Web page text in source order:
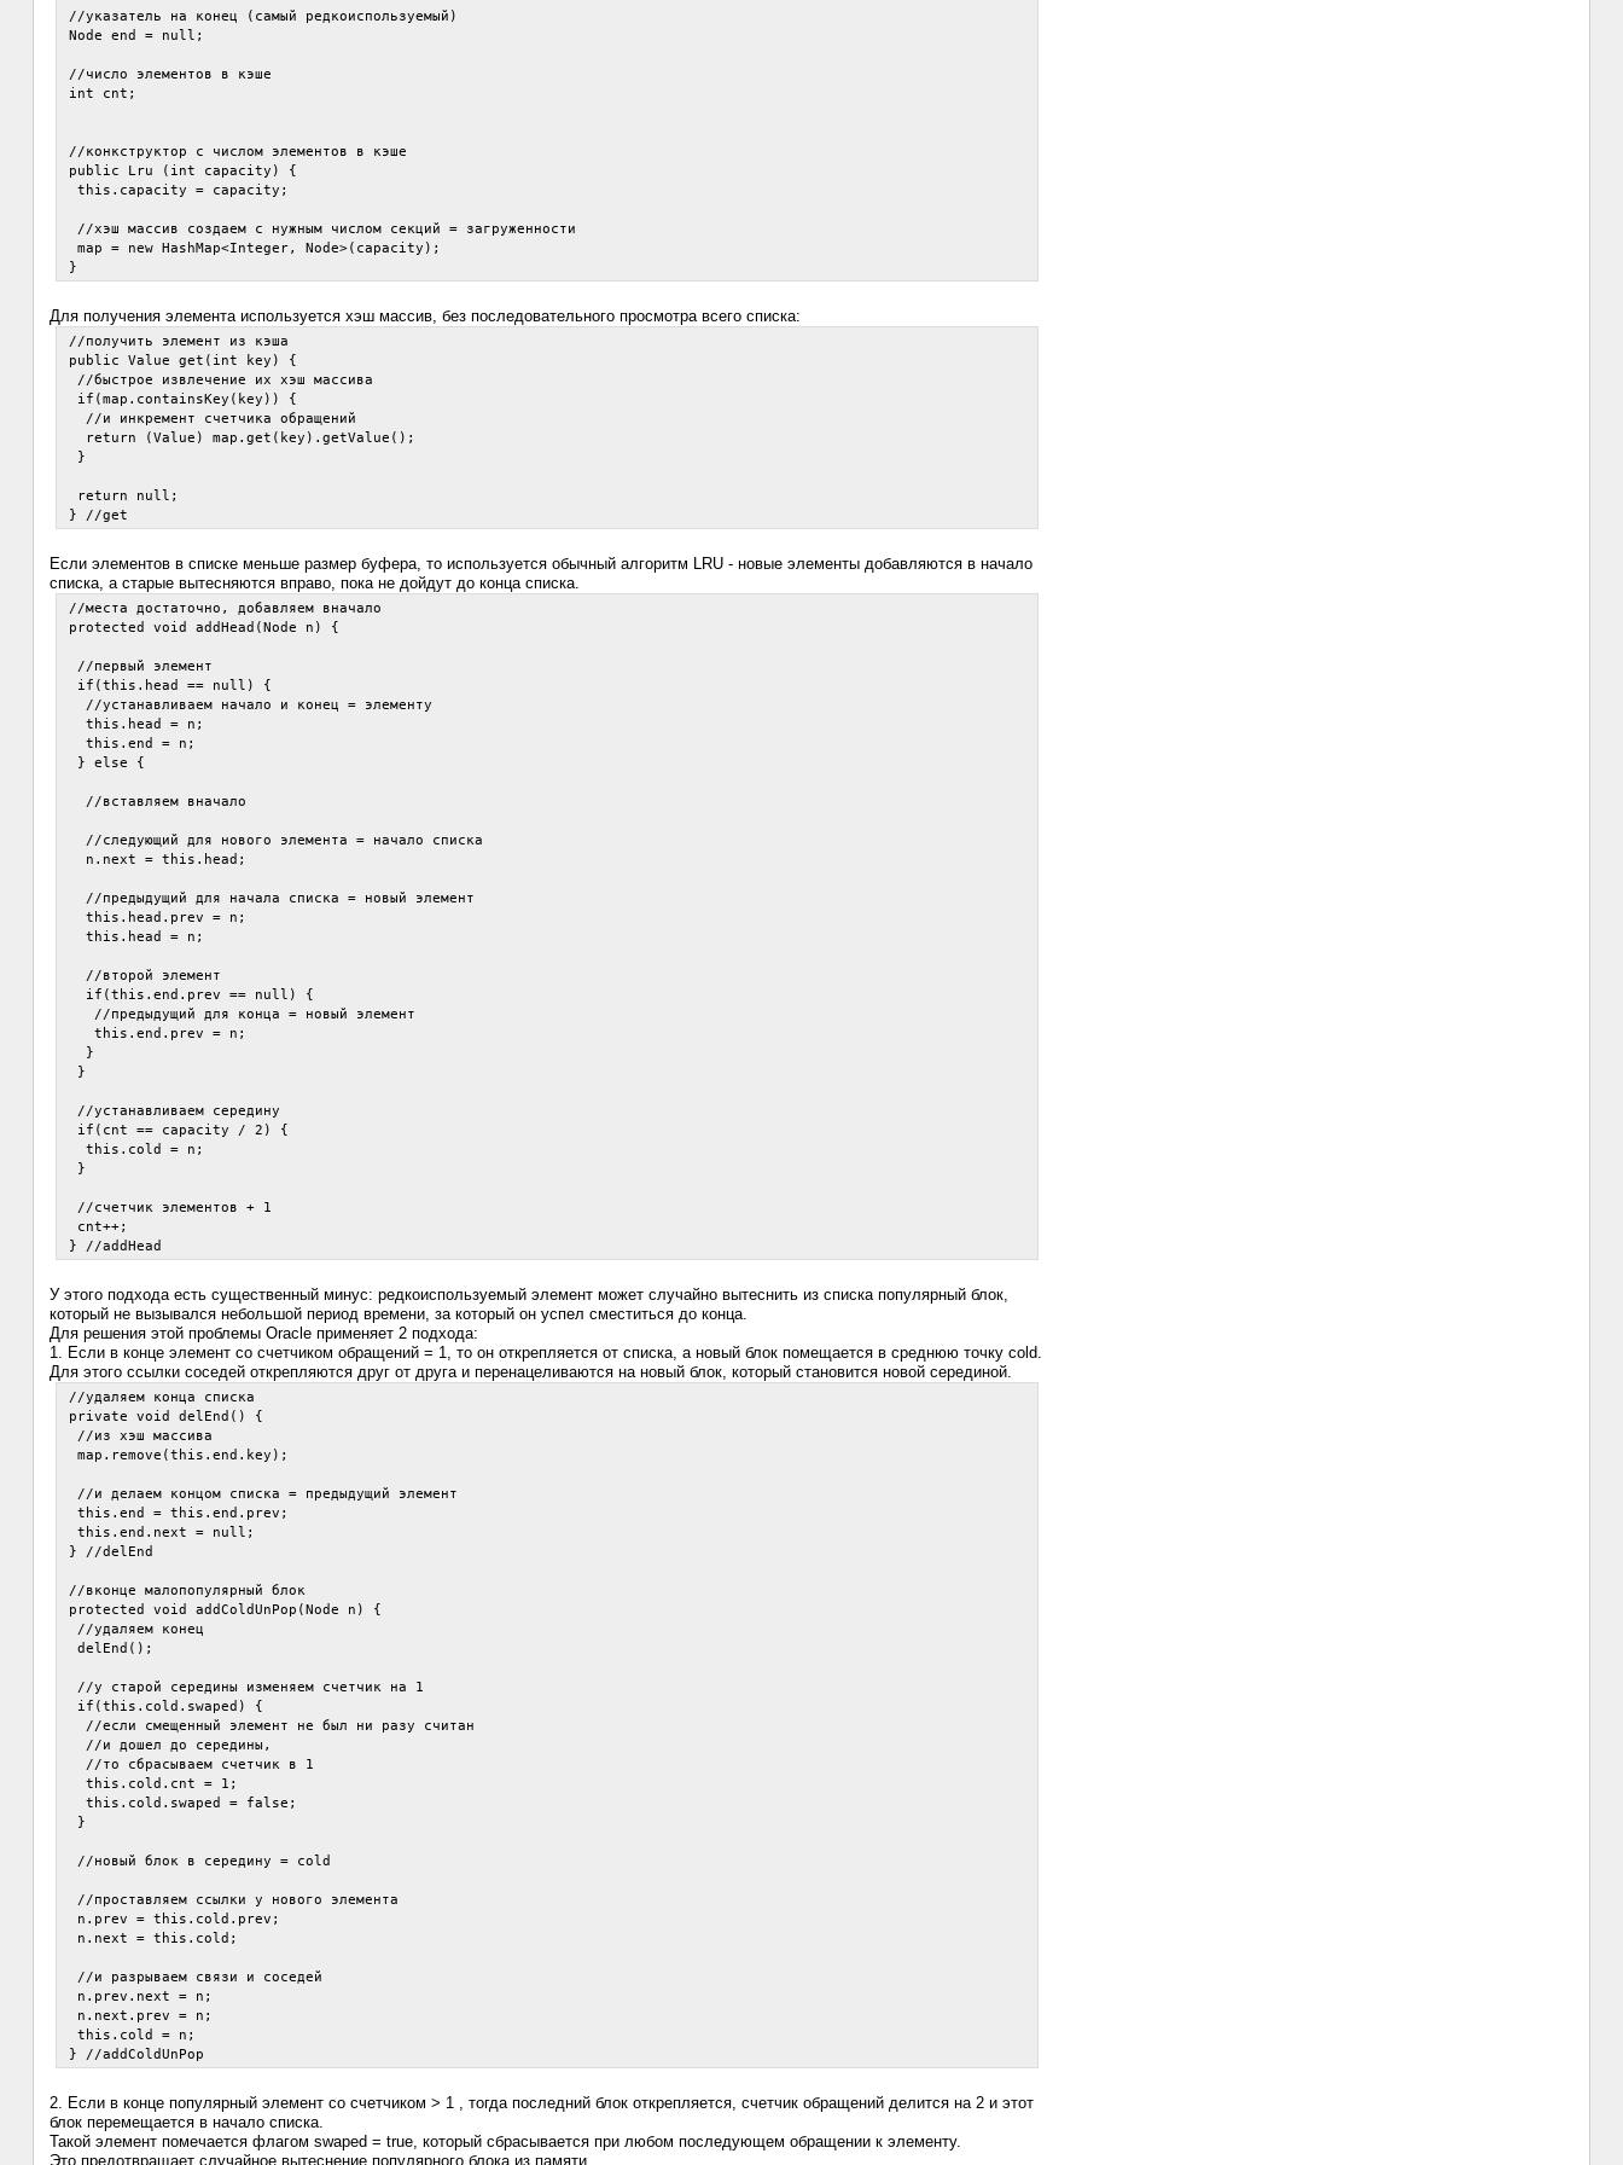
//указатель на конец (самый редкоиспользуемый)
Node end = null;
//число элементов в кэше
int cnt;
//конкструктор с числом элементов в кэше
public Lru (int capacity) {
  this.capacity = capacity;
  //хэш массив создаем с нужным числом секций = загруженности
  map = new HashMap<Integer, Node>(capacity);
Для получения элемента используется хэш массив, без последовательного просмотра всего списка:
//получить элемент из кэша
public Value get(int key) {
  //быстрое извлечение их хэш массива
  if(map.containsKey(key)) {
   //и инкремент счетчика обращений
   return (Value) map.get(key).getValue();
  }
  return null;
Если элементов в списке меньше размер буфера, то используется обычный алгоритм LRU - новые элементы добавляются в начало
списка, а старые вытесняются вправо, пока не дойдут до конца списка.
//места достаточно, добавляем вначало
protected void addHead(Node n) {
  //первый элемент
  if(this.head == null) {
   //устанавливаем начало и конец = элементу
   this.head = n;
   this.end = n;
  } else {
   //вставляем вначало
   //следующий для нового элемента = начало списка
   n.next = this.head;
   //предыдущий для начала списка = новый элемент
   this.head.prev = n;
   this.head = n;
   //второй элемент
   if(this.end.prev == null) {
    //предыдущий для конца = новый элемент
    this.end.prev = n;
   }
  }
  //устанавливаем середину
  if(cnt == capacity / 2) {
   this.cold = n;
  }
  //счетчик элементов + 1
  cnt++;
У этого подхода есть существенный минус: редкоиспользуемый элемент может случайно вытеснить из списка популярный блок,
который не вызывался небольшой период времени, за который он успел сместиться до конца.
Для решения этой проблемы Oracle применяет 2 подхода:
1. Если в конце элемент со счетчиком обращений = 1, то он открепляется от списка, а новый блок помещается в среднюю точку cold.
Для этого ссылки соседей открепляются друг от друга и перенацеливаются на новый блок, который становится новой серединой.
//удаляем конца списка
private void delEnd() {
  //из хэш массива
  map.remove(this.end.key);
  //и делаем концом списка = предыдущий элемент
  this.end = this.end.prev;
  this.end.next = null;
} //delEnd
//вконце малопопулярный блок
protected void addColdUnPop(Node n) {
  //удаляем конец
  delEnd();
  //у старой середины изменяем счетчик на 1
  if(this.cold.swaped) {
   //если смещенный элемент не был ни разу считан
   //и дошел до середины,
   //то сбрасываем счетчик в 1
   this.cold.cnt = 1;
   this.cold.swaped = false;
  }
  //новый блок в середину = cold
  //проставляем ссылки у нового элемента
  n.prev = this.cold.prev;
  n.next = this.cold;
  //и разрываем связи и соседей
  n.prev.next = n;
  n.next.prev = n;
  this.cold = n;
2. Если в конце популярный элемент со счетчиком > 1 , тогда последний блок открепляется, счетчик обращений делится на 2 и этот
блок перемещается в начало списка.
Такой элемент помечается флагом swaped = true, который сбрасывается при любом последующем обращении к элементу.
Это предотвращает случайное вытеснение популярного блока из памяти.